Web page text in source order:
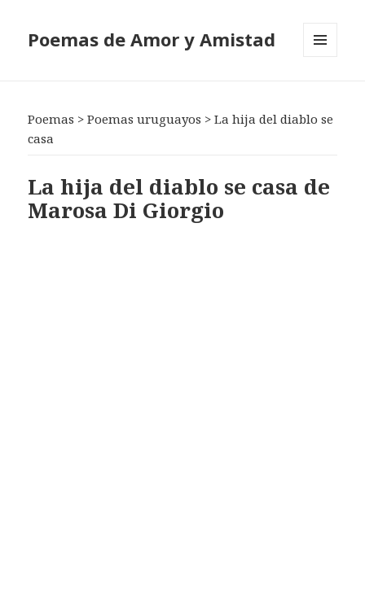
Poemas de Amor y Amistad
Poemas >Poemas uruguayos >La hija del diablo se
casa
La hija del diablo se casa de
Marosa Di Giorgio